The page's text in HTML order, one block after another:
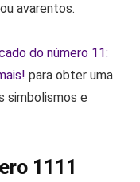
avarentos.
do número 11:
para obter uma
simbolismos e
1111